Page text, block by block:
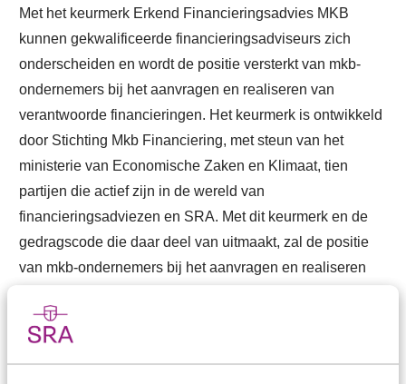
Met het keurmerk Erkend Financieringsadvies MKB
kunnen gekwalificeerde financieringsadviseurs zich
onderscheiden en wordt de positie versterkt van mkb-
ondernemers bij het aanvragen en realiseren van
verantwoorde financieringen. Het keurmerk is ontwikkeld
door Stichting Mkb Financiering, met steun van het
ministerie van Economische Zaken en Klimaat, tien
partijen die actief zijn in de wereld van
financieringsadviezen en SRA. Met dit keurmerk en de
gedragscode die daar deel van uitmaakt, zal de positie
van mkb-ondernemers bij het aanvragen en realiseren
informatie over het keurmerk en de SRA-opleiding voor
erkend adviseur op